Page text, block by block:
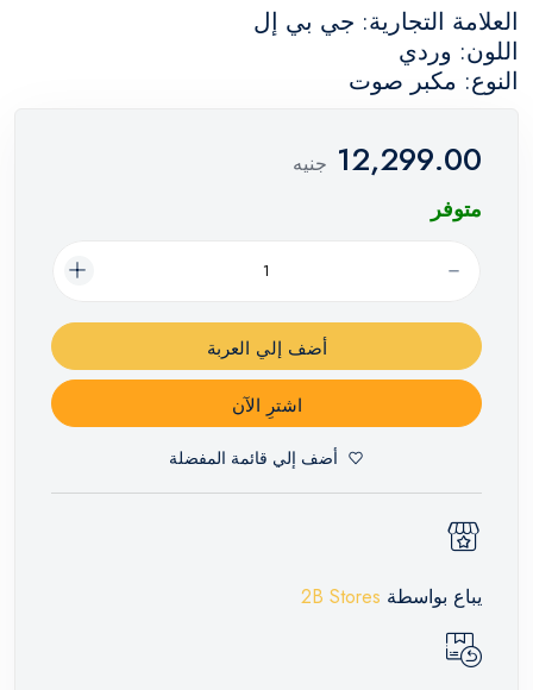
العلامة التجارية: جي بي إل
اللون: وردي
النوع: مكبر صوت
12,299.00 جنيه
متوفر
أضف إلي العربة
اشترِ الآن
أضف إلي قائمة المفضلة
يباع بواسطة 2B Stores